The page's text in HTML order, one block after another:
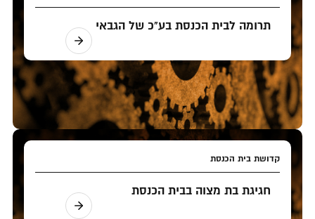
תרומה לבית הכנסת בע"כ של הגבאי
קדושת בית הכנסת
חגיגת בת מצוה בבית הכנסת